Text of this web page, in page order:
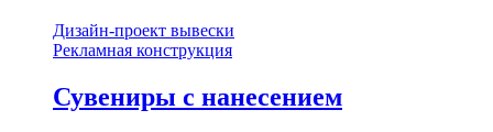
Дизайн-проект вывески
Рекламная конструкция
Сувениры с нанесением